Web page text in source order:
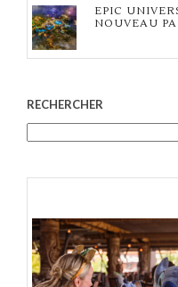
EPIC
NOUVEAU
RECHERCHER